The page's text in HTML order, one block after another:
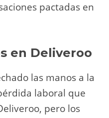
pactadas en
en Deliveroo
las manos a la
laboral que
pero los